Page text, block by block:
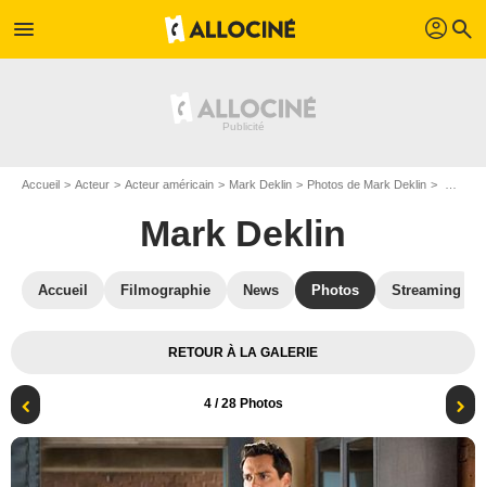
menu profil search
Accueil Acteur Acteur américain Mark Deklin Photos de Mark Deklin
Mark Deklin
Accueil Filmographie News Photos Streaming
RETOUR À LA GALERIE
4/ 28 Photos